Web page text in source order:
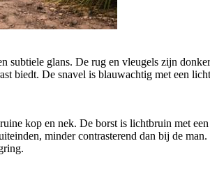
subtiele glans. De rug en vleugels zijn
biedt. De snavel is blauwachtig met een
kop en nek. De borst is lichtbruin met
minder contrasterend dan bij de